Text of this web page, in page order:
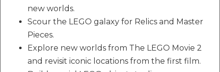
new worlds.
Scour the LEGO galaxy for Relics and Master
Pieces.
Explore new worlds from The LEGO Movie 2
and revisit iconic locations from the first film.